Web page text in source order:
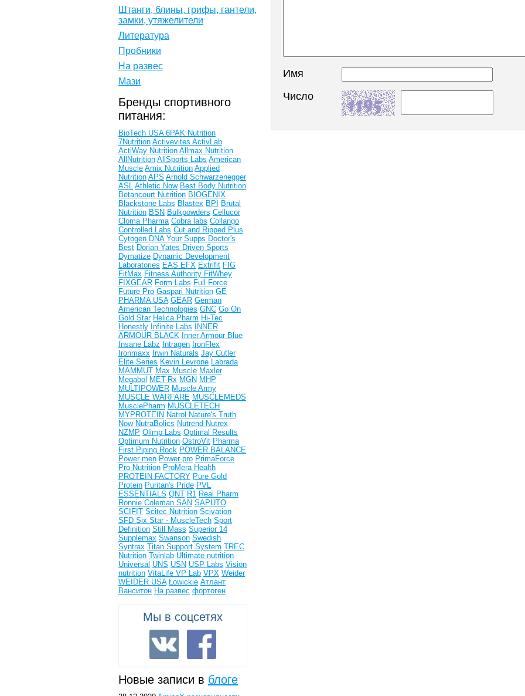
Имя
Число
Штанги, блины, грифы, гантели,
замки, утяжелители
Литература
Пробники
На развес
Мази
Бренды спортивного
питания:
BioTech USA 6PAK Nutrition
7Nutrition Activevites ActivLab
ActiWay Nutrition Allmax Nutrition
AllNutrition AllSports Labs American
Muscle Amix Nutrition Applied
Nutrition APS Arnold Schwarzenegger
ASL Athletic Now Best Body Nutrition
Betancourt Nutrition BIOGENIX
Blackstone Labs Blastex BPI
Brutal
Nutrition BSN Bulkpowders Cellucor
Cloma Pharma Cobra labs Collango
Controlled Labs Cut and Ripped Plus
Cytogen DNA Your Supps Doctor's
Best Dorian Yates Driven Sports
Dymatize Dynamic Development
Laboratories EAS EFX Extrifit FIG
FitMax Fitness Authority FitWhey
FIXGEAR Form Labs Full Force
Future Pro Gaspari Nutrition GE
PHARMA USA GEAR German
American Technologies GNC Go On
Gold Star Helica Pharm Hi-Tec
Honestly Infinite Labs
INNER
ARMOUR BLACK Inner Armour Blue
Insane Labz Intragen IronFlex
Ironmaxx Irwin Naturals Jay Cutler
Elite Series Kevin Levrone Labrada
MAMMUT Max Muscle Maxler
Megabol MET-Rx MGN MHP
MULTIPOWER Muscle Army
MUSCLE WARFARE MUSCLEMEDS
MusclePharm MUSCLETECH
MYPROTEIN Natrol Nature's Truth
Now NutraBolics Nutrend Nutrex
NZMP Olimp Labs Optimal Results
Optimum Nutrition OstroVit Pharma
First Piping Rock POWER BALANCE
Power men Power pro PrimaForce
Pro Nutrition ProMera Health
PROTEIN FACTORY Pure Gold
Protein Puritan's Pride PVL
ESSENTIALS QNT R1 Real Pharm
Ronnie Coleman SAN SAPUTO
SCIFIT Scitec Nutrition Scivation
SFD Six Star - MuscleTech Sport
Definition Still Mass Superior 14
Supplemax Swanson Swedish
Syntrax Titan Support System TREC
Nutrition Twinlab Ultimate nutrition
Universal UNS USN USP Labs Vision
nutrition VitaLife VP Lab VPX Weider
WEIDER USA Łowickie Атлант
Ванситон На развес фортоген
Мы в соцсетях
Новые записи в блоге